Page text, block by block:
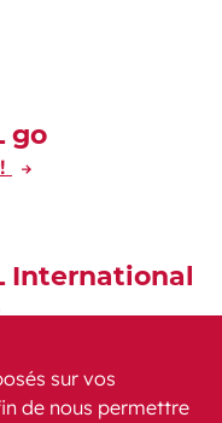
go
International
sur vos
de nous permettre